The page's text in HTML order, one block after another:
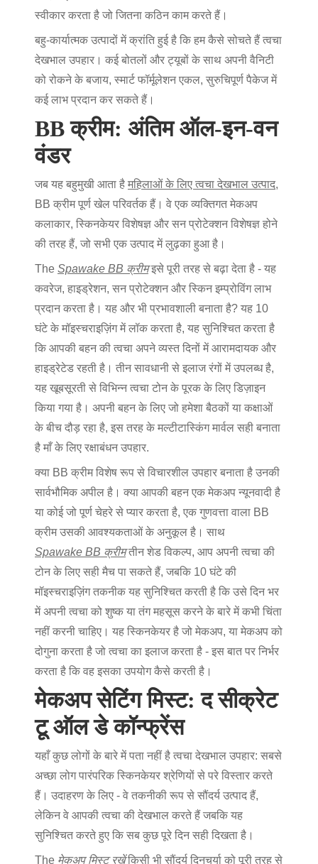
स्वीकार करता है जो जितना कठिन काम करते हैं।
बहु-कार्यात्मक उत्पादों में क्रांति हुई है कि हम कैसे सोचते हैं त्वचा
देखभाल उपहार । कई बोतलों और ट्यूबों के साथ अपनी वैनिटी
को रोकने के बजाय, स्मार्ट फॉर्मूलेशन एकल, सुरुचिपूर्ण पैकेज में
कई लाभ प्रदान कर सकते हैं।
BB क्रीम: अंतिम ऑल-इन-वन
वंडर
जब यह बहुमुखी आता है महिलाओं के लिए त्वचा देखभाल उत्पाद,
BB क्रीम पूर्ण खेल परिवर्तक हैं। वे एक व्यक्तिगत मेकअप
कलाकार, स्किनकेयर विशेषज्ञ और सन प्रोटेक्शन विशेषज्ञ होने
की तरह हैं, जो सभी एक उत्पाद में लुढ़का हुआ है।
The Spawake BB क्रीमइसे पूरी तरह से बढ़ा देता है - यह
कवरेज, हाइड्रेशन, सन प्रोटेक्शन और स्किन इम्प्रोविंग लाभ
प्रदान करता है। यह और भी प्रभावशाली बनाता है? यह 10
घंटे के मॉइस्चराइज़िंग में लॉक करता है, यह सुनिश्चित करता है
कि आपकी बहन की त्वचा अपने व्यस्त दिनों में आरामदायक और
हाइड्रेटेड रहती है। तीन सावधानी से इलाज रंगों में उपलब्ध है,
यह खूबसूरती से विभिन्न त्वचा टोन के पूरक के लिए डिज़ाइन
किया गया है। अपनी बहन के लिए जो हमेशा बैठकों या कक्षाओं
के बीच दौड़ रहा है, इस तरह के मल्टीटास्किंग मार्वल सही बनाता
है माँ के लिए रक्षाबंधन उपहार.
क्या BB क्रीम विशेष रूप से विचारशील उपहार बनाता है उनकी
सार्वभौमिक अपील है। क्या आपकी बहन एक मेकअप न्यूनवादी है
या कोई जो पूर्ण चेहरे से प्यार करता है, एक गुणवत्ता वाला BB
क्रीम उसकी आवश्यकताओं के अनुकूल है। साथ
Spawake BB क्रीमतीन शेड विकल्प, आप अपनी त्वचा की
टोन के लिए सही मैच पा सकते हैं, जबकि 10 घंटे की
मॉइस्चराइज़िंग तकनीक यह सुनिश्चित करती है कि उसे दिन भर
में अपनी त्वचा को शुष्क या तंग महसूस करने के बारे में कभी चिंता
नहीं करनी चाहिए। यह स्किनकेयर है जो मेकअप, या मेकअप को
दोगुना करता है जो त्वचा का इलाज करता है - इस बात पर निर्भर
करता है कि वह इसका उपयोग कैसे करती है।
मेकअप सेटिंग मिस्ट: द सीक्रेट
टू ऑल डे कॉन्फ्रेंस
यहाँ कुछ लोगों के बारे में पता नहीं है त्वचा देखभाल उपहार: सबसे
अच्छा लोग पारंपरिक स्किनकेयर श्रेणियों से परे विस्तार करते
हैं। उदाहरण के लिए - वे तकनीकी रूप से सौंदर्य उत्पाद हैं,
लेकिन वे आपकी त्वचा की देखभाल करते हैं जबकि यह
सुनिश्चित करते हुए कि सब कुछ पूरे दिन सही दिखता है।
The मेकअप मिस्ट रखेंकिसी भी सौंदर्य दिनचर्या को पूरी तरह से